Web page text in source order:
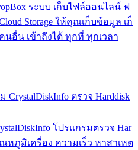
ระบบ เก็บไฟล์ออนไลน์ ฟ
Storage ให้คุณเก็บข้อมูล เก็
อื่น เข้าถึงได้ ทุกที่ ทุกเวลา
CrystalDiskInfo ตรวจ Harddisk
โปรแกรมตรวจ Har
หภูมิเครื่อง ความเร็ว หาสาเหต